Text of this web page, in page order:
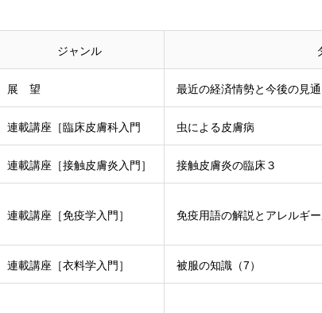
ジャンル
展 望 最近の経済情勢と今後の見通
連載講座［臨床皮膚科入門 虫による皮膚病
連載講座［接触皮膚炎入門］ 接触皮膚炎の臨床３
連載講座［免疫学入門］ 免疫用語の解説とアレルギ
連載講座［衣料学入門］ 被服の知識（7）